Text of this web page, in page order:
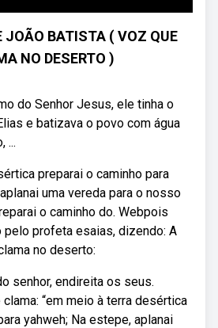
JOÃO BATISTA ( VOZ QUE
NO DESERTO )
do Senhor Jesus, ele tinha o
e batizava o povo com água
...
preparai o caminho para
uma vereda para o nosso
o caminho do. Webpois
profeta esaias, dizendo: A
no deserto:
senhor, endireita os seus.
“em meio à terra desértica
yahweh; Na estepe, aplanai